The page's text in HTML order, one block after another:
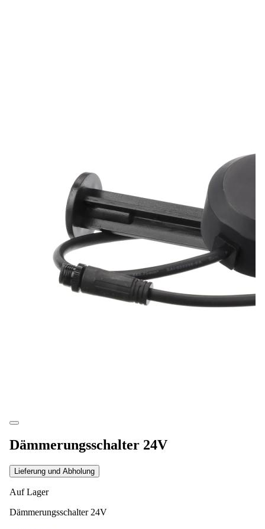
Dämmerungsschalter 24V
Lieferung und Abholung
Auf Lager
Dämmerungsschalter 24V
36,85 €